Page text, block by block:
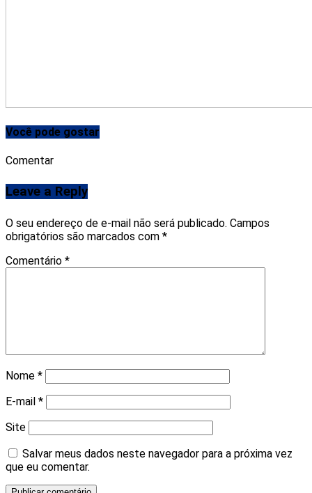
Você pode gostar
Comentar
Leave a Reply
O seu endereço de e-mail não será publicado. Campos
obrigatórios são marcados com *
Comentário *
Nome *
E-mail *
Site
Salvar meus dados neste navegador para a próxima vez
que eu comentar.